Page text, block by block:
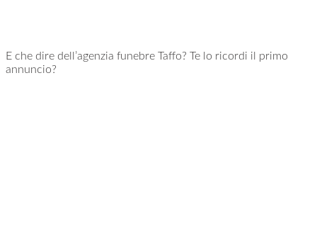
E che dire dell’agenzia funebre Taffo? Te lo ricordi il primo
annuncio?